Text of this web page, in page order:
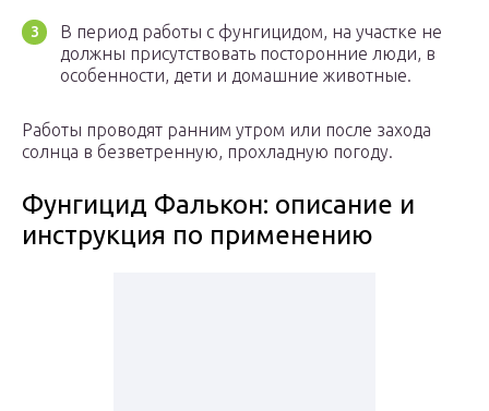
В период работы с фунгицидом, на участке не
должны присутствовать посторонние люди, в
особенности, дети и домашние животные.
Работы проводят ранним утром или после захода
солнца в безветренную, прохладную погоду.
Фунгицид Фалькон: описание и
инструкция по применению